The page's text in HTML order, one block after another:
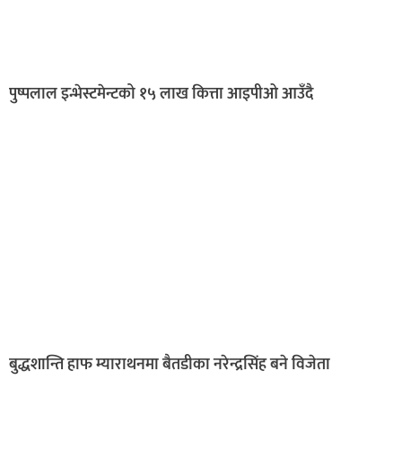
पुष्पलाल इन्भेस्टमेन्टको १५ लाख कित्ता आइपीओ आउँदै
बुद्धशान्ति हाफ म्याराथनमा बैतडीका नरेन्द्रसिंह बने विजेता